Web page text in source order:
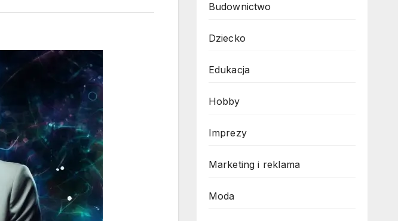
Budownictwo
Dziecko
Edukacja
Hobby
Imprezy
Marketing i reklama
Moda